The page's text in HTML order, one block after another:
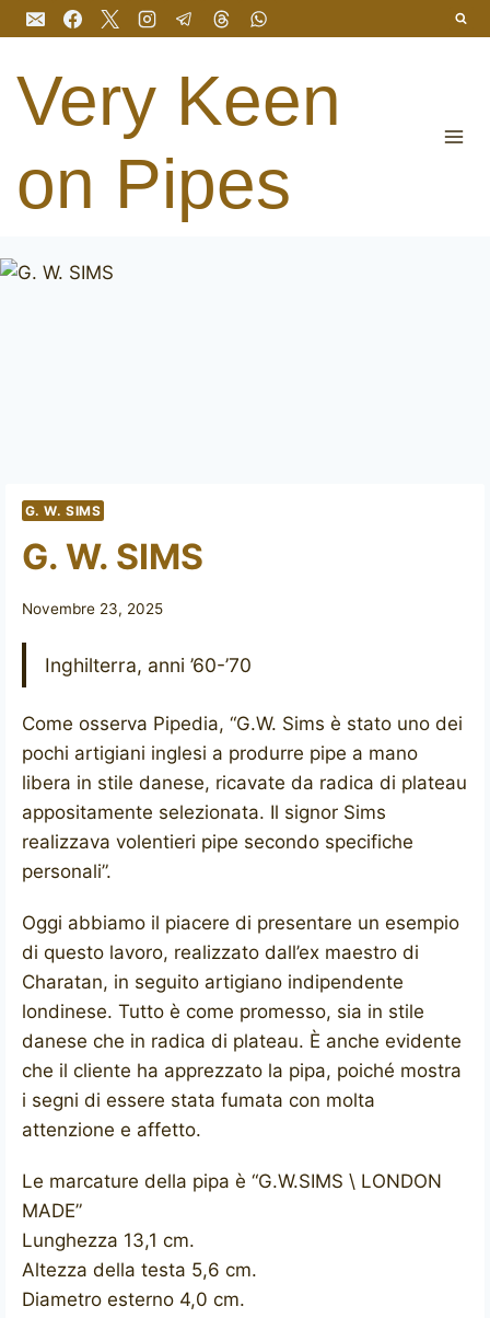
Salta
al
contenuto
Very Keen
on Pipes
G. W. SIMS
G. W. SIMS
Novembre 23, 2025
Inghilterra, anni ’60-’70
Come osserva Pipedia, “G.W. Sims è stato uno dei
pochi artigiani inglesi a produrre pipe a mano
libera in stile danese, ricavate da radica di plateau
appositamente selezionata. Il signor Sims
realizzava volentieri pipe secondo specifiche
personali”.
Oggi abbiamo il piacere di presentare un esempio
di questo lavoro, realizzato dall’ex maestro di
Charatan, in seguito artigiano indipendente
londinese. Tutto è come promesso, sia in stile
danese che in radica di plateau. È anche evidente
che il cliente ha apprezzato la pipa, poiché mostra
i segni di essere stata fumata con molta
attenzione e affetto.
Le marcature della pipa è “G.W.SIMS \ LONDON
MADE”
Lunghezza 13,1 cm.
Altezza della testa 5,6 cm.
Diametro esterno 4,0 cm.